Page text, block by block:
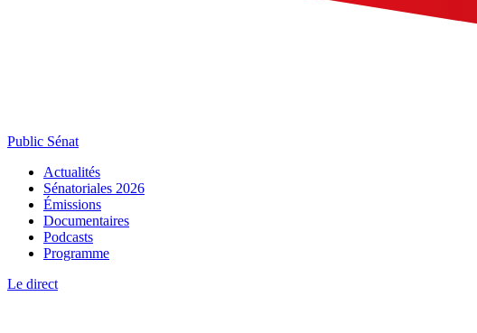
Public Sénat
Actualités
Sénatoriales 2026
Émissions
Documentaires
Podcasts
Programme
Le direct